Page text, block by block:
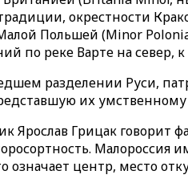
окрестности
Польшей (Minor
по реке Варте на север,
разделении Руси,
их
Ярослав Грицак говорит
центр, место